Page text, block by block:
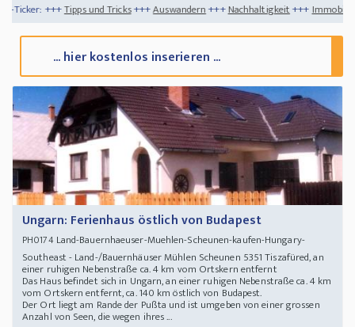
Tricks +++Auswandern+++Nachhaltigkeit+++Immobilien kaufen und
... hier kostenlos inserieren ...
Ungarn: Ferienhaus östlich von Budapest
PH0174Land-Bauernhaeuser-Muehlen-Scheunen-kaufen-Hungary-
Southeast - Land-/Bauernhäuser Mühlen Scheunen 5351 Tiszafüred, an
einer ruhigen Nebenstraße ca. 4 km vom Ortskern entfernt
Das Haus befindet sich in Ungarn, an einer ruhigen Nebenstraße ca. 4 km
vom Ortskern entfernt, ca. 140 km östlich von Budapest.
Der Ort liegt am Rande der Pußta und ist umgeben von einer grossen
Anzahl von Seen, die wegen ihres ...